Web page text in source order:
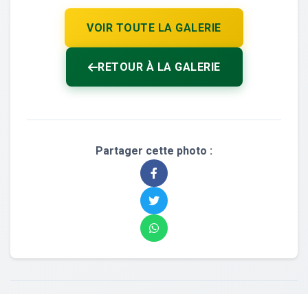
VOIR TOUTE LA GALERIE
RETOUR À LA GALERIE
Partager cette photo :